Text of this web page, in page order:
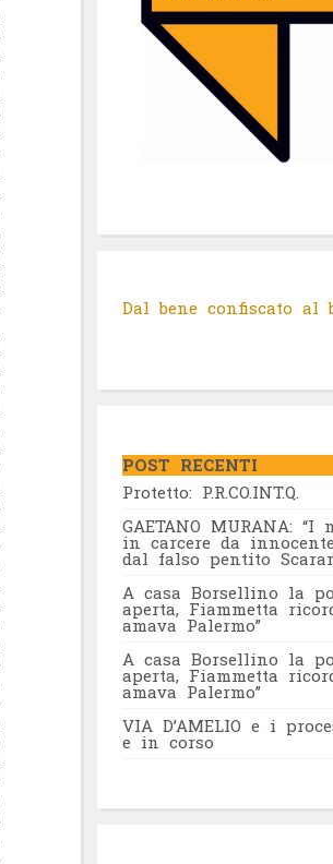
Dal bene confiscato al
POST RECENTI
Protetto: P.R.CO.INT.Q.
GAETANO MURANA:
in carcere da
dal falso pentito
A casa Borsellino la
aperta, Fiammetta
amava Palermo”
A casa Borsellino la
aperta, Fiammetta
amava Palermo”
VIA D’AMELIO e i
e in corso